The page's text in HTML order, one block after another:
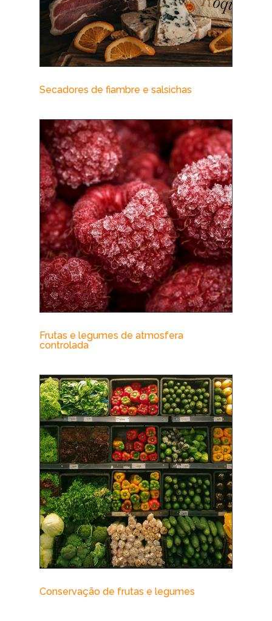
Secadores de fiambre e salsichas
Frutas e legumes de atmosfera
controlada
Conservação de frutas e legumes